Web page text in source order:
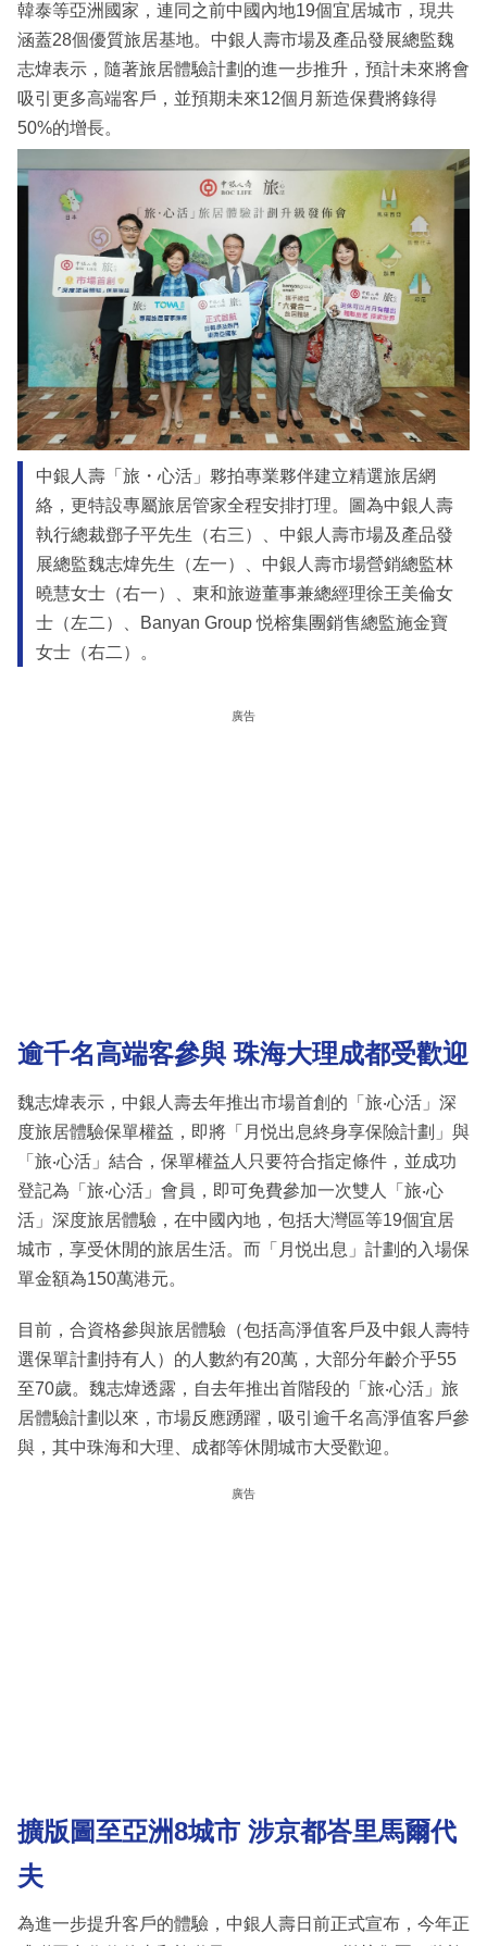
韓泰等亞洲國家，連同之前中國內地19個宜居城市，現共
涵蓋28個優質旅居基地。中銀人壽市場及產品發展總監魏
志煒表示，隨著旅居體驗計劃的進一步推升，預計未來將會
吸引更多高端客戶，並預期未來12個月新造保費將錄得
50%的增長。
中銀人壽「旅・心活」夥拍專業夥伴建立精選旅居網
絡，更特設專屬旅居管家全程安排打理。圖為中銀人壽
執行總裁鄧子平先生（右三）、中銀人壽市場及產品發
展總監魏志煒先生（左一）、中銀人壽市場營銷總監林
曉慧女士（右一）、東和旅遊董事兼總經理徐王美倫女
士（左二）、Banyan Group 悦榕集團銷售總監施金寶
女士（右二）。
廣告
逾千名高端客參與 珠海大理成都受歡迎
魏志煒表示，中銀人壽去年推出市場首創的「旅‧心活」深
度旅居體驗保單權益，即將「月悦出息終身享保險計劃」與
「旅‧心活」結合，保單權益人只要符合指定條件，並成功
登記為「旅‧心活」會員，即可免費參加一次雙人「旅‧心
活」深度旅居體驗，在中國內地，包括大灣區等19個宜居
城市，享受休閒的旅居生活。而「月悦出息」計劃的入場保
單金額為150萬港元。
目前，合資格參與旅居體驗（包括高淨值客戶及中銀人壽特
選保單計劃持有人）的人數約有20萬，大部分年齡介乎55
至70歲。魏志煒透露，自去年推出首階段的「旅‧心活」旅
居體驗計劃以來，市場反應踴躍，吸引逾千名高淨值客戶參
與，其中珠海和大理、成都等休閒城市大受歡迎。
廣告
擴版圖至亞洲8城市 涉京都峇里馬爾代
夫
為進一步提升客戶的體驗，中銀人壽日前正式宣布，今年正